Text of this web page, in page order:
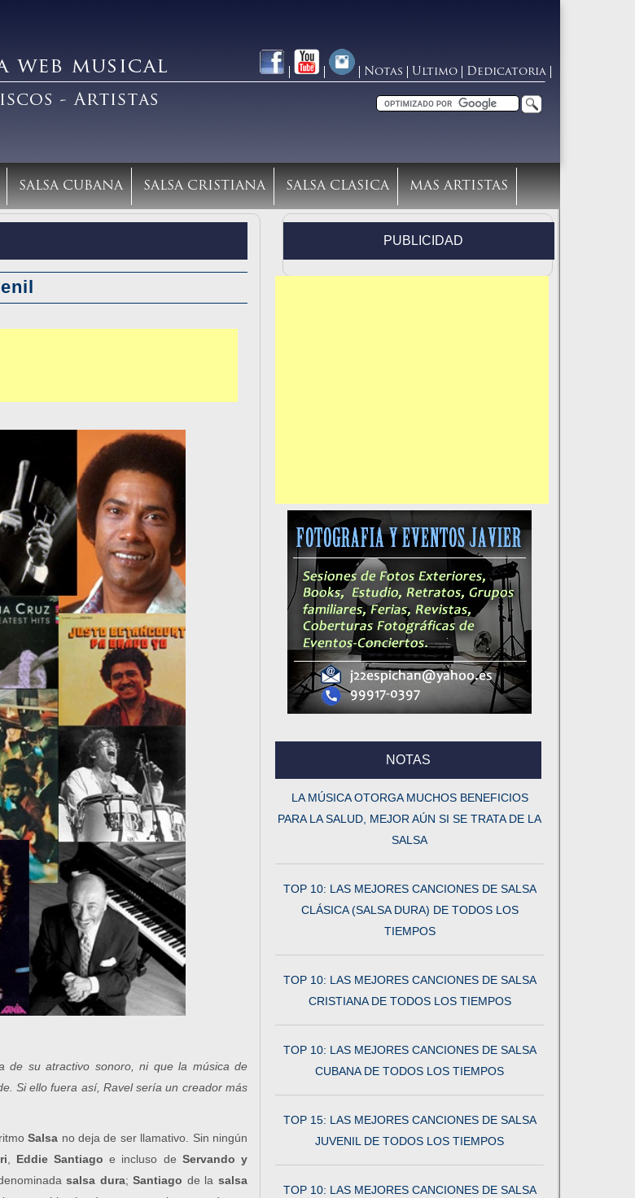
Notas Ultimo Dedicatoria
SALSA CUBANA SALSA CRISTIANA SALSA CLASICA MAS ARTISTAS
de su atractivo sonoro, ni que la música de
Si ello fuera así, Ravel sería un creador más
Salsa no deja de ser llamativo. Sin ningún
Eddie Santiago e incluso de Servando y
salsa dura;Santiago de la salsa
PUBLICIDAD
NOTAS
LA MÚSICA OTORGA MUCHOS BENEFICIOS
PARA LA SALUD, MEJOR AÚN SI SE TRATA DE LA
SALSA
TOP 10: LAS MEJORES CANCIONES DE SALSA
CLÁSICA (SALSA DURA) DE TODOS LOS
TIEMPOS
TOP 10: LAS MEJORES CANCIONES DE SALSA
CRISTIANA DE TODOS LOS TIEMPOS
TOP 10: LAS MEJORES CANCIONES DE SALSA
CUBANA DE TODOS LOS TIEMPOS
TOP 15: LAS MEJORES CANCIONES DE SALSA
JUVENIL DE TODOS LOS TIEMPOS
TOP 10: LAS MEJORES CANCIONES DE SALSA